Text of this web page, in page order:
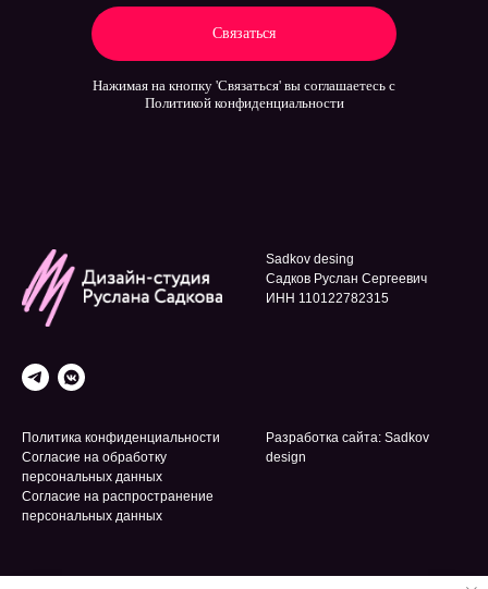
Связаться
Нажимая на кнопку 'Связаться' вы соглашаетесь с
Политикой конфиденциальности
Sadkov desing
Садков Руслан Сергеевич
ИНН 110122782315
Политика конфиденциальности
Согласие на обработку
персональных данных
Согласие на распространение
персональных данных
Разработка сайта: Sadkov
design